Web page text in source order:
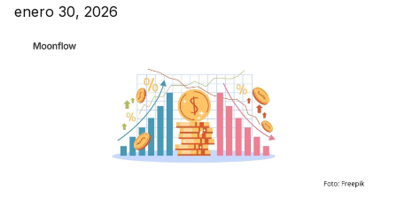
enero 30, 2026